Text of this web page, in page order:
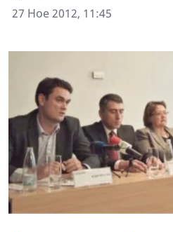
27 Ное 2012, 11:45